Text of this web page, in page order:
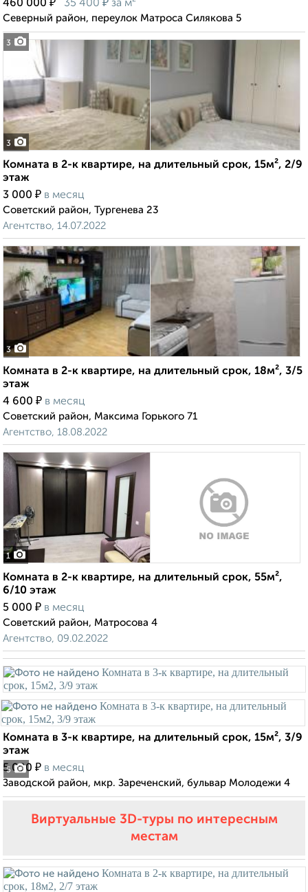
3
460 000 ₽ 35 400 ₽ за м²
Северный район, переулок Матроса Силякова 5
3
Комната в 2-к квартире, на длительный срок, 15м², 2/9
этаж
3 000 ₽ в месяц
Советский район, Тургенева 23
Агентство, 14.07.2022
3
Комната в 2-к квартире, на длительный срок, 18м², 3/5
этаж
4 600 ₽ в месяц
Советский район, Максима Горького 71
Агентство, 18.08.2022
1
Комната в 2-к квартире, на длительный срок, 55м²,
6/10 этаж
5 000 ₽ в месяц
Советский район, Матросова 4
Агентство, 09.02.2022
5
Комната в 3-к квартире, на длительный срок, 15м², 3/9
этаж
5 000 ₽ в месяц
Заводской район, мкр. Зареченский, бульвар Молодежи 4
Виртуальные 3D-туры по интересным
местам